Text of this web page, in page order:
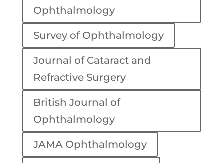
Ophthalmology
Survey of Ophthalmology
Journal of Cataract and
Refractive Surgery
British Journal of
Ophthalmology
JAMA Ophthalmology